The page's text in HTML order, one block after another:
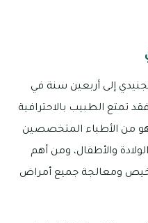
إلى أربعين سنة في
تمتع الطبيب بالاحترافية
من الأطباء المتخصصين
والأطفال، ومن أهم
ومعالجة جميع أمراض